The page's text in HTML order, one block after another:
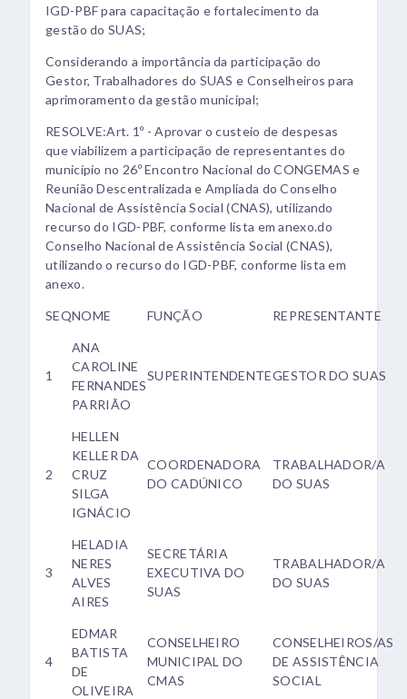
IGD-PBF para capacitação e fortalecimento da
gestão do SUAS;
Considerando a importância da participação do
Gestor, Trabalhadores do SUAS e Conselheiros para
aprimoramento da gestão municipal;
RESOLVE:Art. 1º - Aprovar o custeio de despesas
que viabilizem a participação de representantes do
município no 26º Encontro Nacional do CONGEMAS e
Reunião Descentralizada e Ampliada do Conselho
Nacional de Assistência Social (CNAS), utilizando
recurso do IGD-PBF, conforme lista em anexo.do
Conselho Nacional de Assistência Social (CNAS),
utilizando o recurso do IGD-PBF, conforme lista em
anexo.
SEQNOME FUNÇÃO REPRESENTANTE
1
ANA
CAROLINE
FERNANDES
PARRIÃO
SUPERINTENDENTEGESTOR DO SUAS
2
HELLEN
KELLER DA
CRUZ
SILGA
IGNÁCIO
COORDENADORA
DO CADÚNICO
TRABALHADOR/A
DO SUAS
3
HELADIA
NERES
ALVES
AIRES
SECRETÁRIA
EXECUTIVA DO
SUAS
TRABALHADOR/A
DO SUAS
4
EDMAR
BATISTA
DE
OLIVEIRA
CONSELHEIRO
MUNICIPAL DO
CMAS
CONSELHEIROS/AS
DE ASSISTÊNCIA
SOCIAL